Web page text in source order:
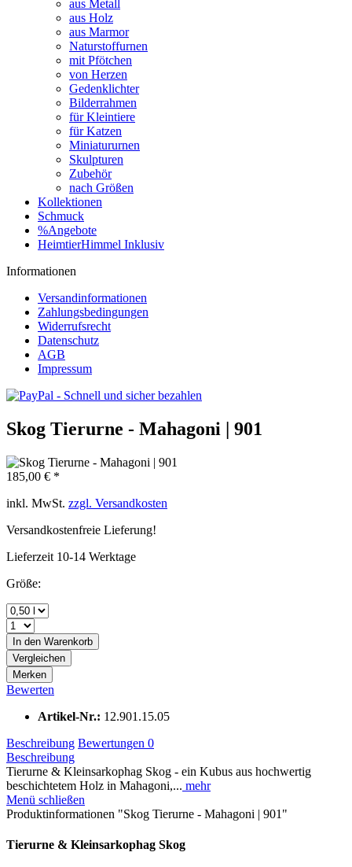
aus Metall
aus Holz
aus Marmor
Naturstoffurnen
mit Pfötchen
von Herzen
Gedenklichter
Bilderrahmen
für Kleintiere
für Katzen
Miniatururnen
Skulpturen
Zubehör
nach Größen
Kollektionen
Schmuck
%Angebote
HeimtierHimmel Inklusiv
Informationen
Versandinformationen
Zahlungsbedingungen
Widerrufsrecht
Datenschutz
AGB
Impressum
Skog Tierurne - Mahagoni | 901
185,00 € *
inkl. MwSt. zzgl. Versandkosten
Versandkostenfreie Lieferung!
Lieferzeit 10-14 Werktage
Größe:
In den Warenkorb
Vergleichen
Merken
Bewerten
Artikel-Nr.: 12.901.15.05
Beschreibung Bewertungen 0
Beschreibung
Tierurne & Kleinsarkophag Skog - ein Kubus aus hochwertig
beschichtetem Holz in Mahagoni,... mehr
Menü schließen
Produktinformationen "Skog Tierurne - Mahagoni | 901"
Tierurne & Kleinsarkophag Skog